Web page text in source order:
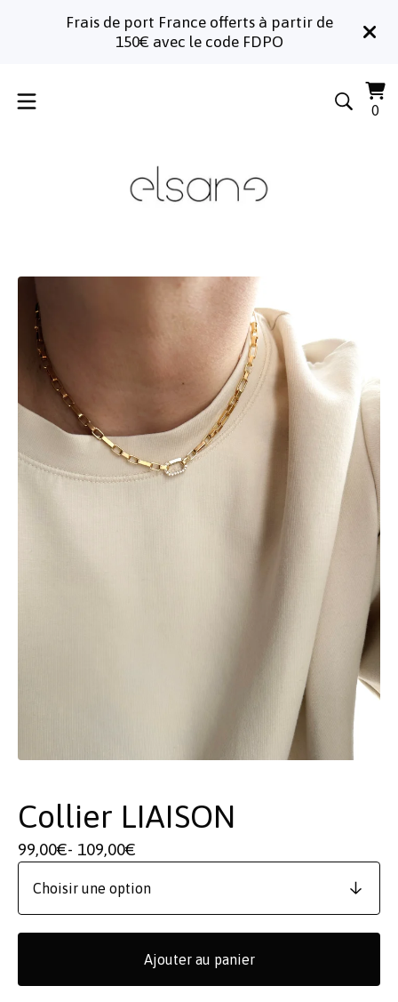
Frais de port France offerts à partir de
150€ avec le code FDPO
0
Collier LIAISON
99,00€- 109,00€
Ajouter au panier